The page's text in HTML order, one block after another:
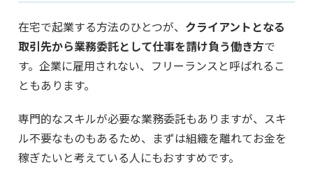
在宅で起業する方法のひとつが、 クライアントとなる
取引先から業務委託として仕事を請け負う働き方で
す。企業に雇用されない、フリーランスと呼ばれるこ
ともあります。
専門的なスキルが必要な業務委託もありますが、スキ
ル不要なものもあるため、まずは組織を離れてお金を
稼ぎたいと考えている人にもおすすめです。